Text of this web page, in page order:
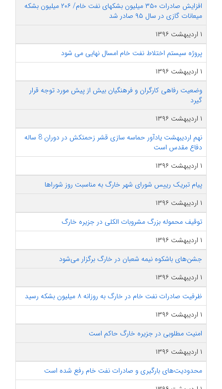
افزایش صادرات ۳۵۰ میلیون بشکه‎ای نفت خام/ ۲۰۶ میلیون بشکه
میعانات گازی در سال ۹۵ صادر شد
۱ اردیبهشت ۱۳۹۶
پروژه سیستم اختلاط نفت خام امسال نهایی می شود
۱ اردیبهشت ۱۳۹۶
وضعیت رفاهی کارگران و فرهنگیان بیش از پیش مورد توجه قرار
گیرد
۱ اردیبهشت ۱۳۹۶
نهم اردیبهشت یادآور حماسه سازی‌ قشر زحمتکش در دوران 8 ساله
دفاع مقدس است
۱ اردیبهشت ۱۳۹۶
پیام تبریک رییس شورای شهر خارگ به مناسبت روز شوراها
۱ اردیبهشت ۱۳۹۶
توقیف محموله بزرگ مشروبات الکلی در جزیره خارگ
۱ اردیبهشت ۱۳۹۶
جشن‌های باشکوه نیمه شعبان در خارگ برگزار می‌شود
۱ اردیبهشت ۱۳۹۶
ظرفیت صادرات نفت خام در خارگ به روزانه ۸ میلیون بشکه رسید
۱ اردیبهشت ۱۳۹۶
امنیت مطلوبی در جزیره خارگ حاکم است
۱ اردیبهشت ۱۳۹۶
محدودیت‌های بارگیری و صادرات نفت خام رفع شده است